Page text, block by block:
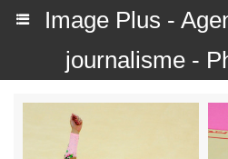
Image Plus -
journalisme -